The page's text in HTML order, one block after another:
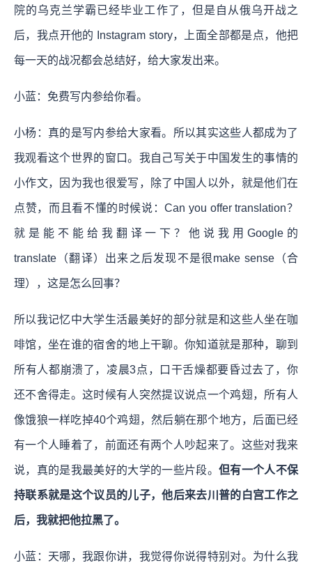
院的乌克兰学霸已经毕业工作了，但是自从俄乌开战之
后，我点开他的 Instagram story，上面全部都是点，他把
每一天的战况都会总结好，给大家发出来。
小蓝：免费写内参给你看。
小杨：真的是写内参给大家看。所以其实这些人都成为了
我观看这个世界的窗口。我自己写关于中国发生的事情的
小作文，因为我也很爱写，除了中国人以外，就是他们在
点赞，而且看不懂的时候说：Can you offer translation？
就是能不能给我翻译一下？他说我用Google的
translate（翻译）出来之后发现不是很make sense（合
理），这是怎么回事？
所以我记忆中大学生活最美好的部分就是和这些人坐在咖
啡馆，坐在谁的宿舍的地上干聊。你知道就是那种，聊到
所有人都崩溃了，凌晨3点，口干舌燥都要昏过去了，你
还不舍得走。这时候有人突然提议说点一个鸡翅，所有人
像饿狼一样吃掉40个鸡翅，然后躺在那个地方，后面已经
有一个人睡着了，前面还有两个人吵起来了。这些对我来
说，真的是我最美好的大学的一些片段。 但有一个人不保
持联系就是这个议员的儿子，他后来去川普的白宫工作之
后，我就把他拉黑了。
小蓝：天哪，我跟你讲，我觉得你说得特别对。为什么我